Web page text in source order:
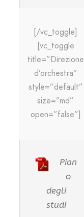
[/vc_toggle]
[vc_toggle
title=”Direzione
d’orchestra”
style=”default”
size=”md”
open=”false”]
Pian
o
degli
studi